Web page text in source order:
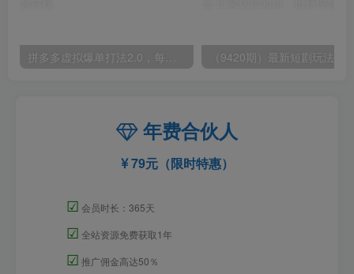
年费合伙人
79元（限时特惠）
☑ 会员时长：365天
☑ 全站资源免费获取1年
☑ 推广佣金高达50％